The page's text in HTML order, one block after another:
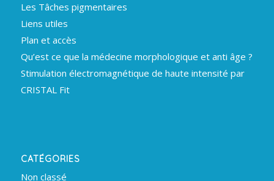
Les Tâches pigmentaires
Liens utiles
Plan et accès
Qu’est ce que la médecine morphologique et anti âge ?
Stimulation électromagnétique de haute intensité par
CRISTAL Fit
CATÉGORIES
Non classé